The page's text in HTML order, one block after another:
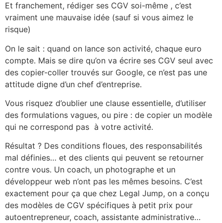
Et franchement, rédiger ses CGV soi-même , c’est
vraiment une mauvaise idée (sauf si vous aimez le
risque)
On le sait : quand on lance son activité, chaque euro
compte. Mais se dire qu’on va écrire ses CGV seul avec
des copier-coller trouvés sur Google, ce n’est pas une
attitude digne d’un chef d’entreprise.
Vous risquez d’oublier une clause essentielle, d’utiliser
des formulations vagues, ou pire : de copier un modèle
qui ne correspond pas à votre activité.
Résultat ? Des conditions floues, des responsabilités
mal définies… et des clients qui peuvent se retourner
contre vous. Un coach, un photographe et un
développeur web n’ont pas les mêmes besoins. C’est
exactement pour ça que chez Legal Jump, on a conçu
des modèles de CGV spécifiques à petit prix pour
autoentrepreneur, coach, assistante administrative…